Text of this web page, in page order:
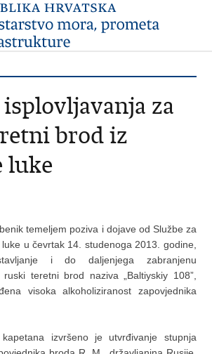
za
brod iz
luke
temeljem poziva i dojave od Službe za
u čevrtak 14. studenoga 2013. godine,
i do daljenjega zabranjenu
teretni brod naziva „Baltiyskiy 108”,
visoka alkoholiziranost zapovjednika
izvršeno je utvrđivanje stupnja